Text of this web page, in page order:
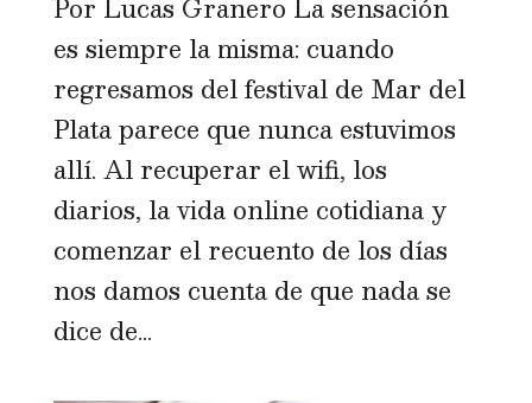
Por Lucas Granero La sensación
es siempre la misma: cuando
regresamos del festival de Mar del
Plata parece que nunca estuvimos
allí. Al recuperar el wifi, los
diarios, la vida online cotidiana y
comenzar el recuento de los días
nos damos cuenta de que nada se
dice de...